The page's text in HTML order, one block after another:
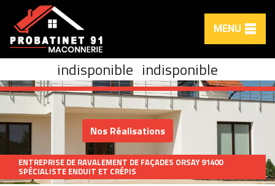
MENU
indisponible indisponible
Nos Réalisations
ENTREPRISE DE RAVALEMENT DE FAÇADES ORSAY 91400
SPÉCIALISTE ENDUIT ET CRÉPIS